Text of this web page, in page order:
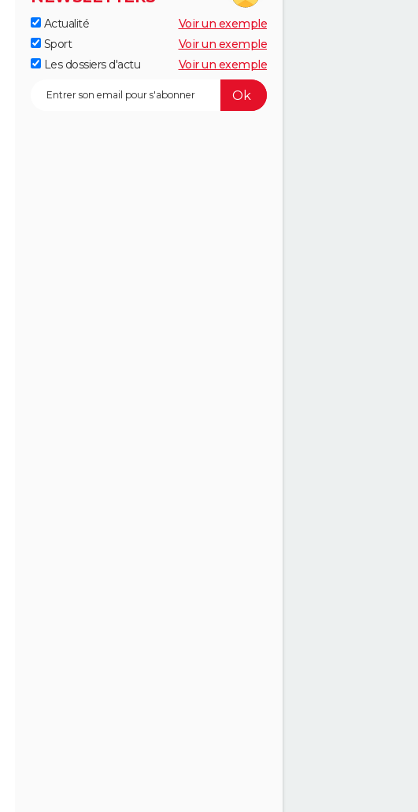
Actualité
Voir un exemple
Sport
Voir un exemple
Les dossiers d'actu
Voir un exemple